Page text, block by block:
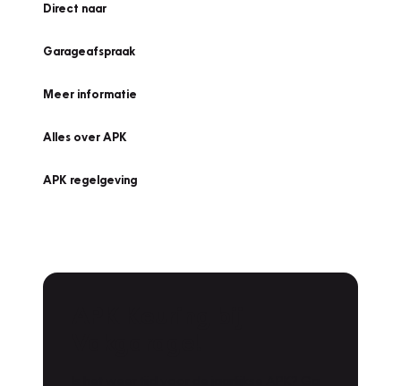
Direct naar
Garageafspraak
Meer informatie
Alles over APK
APK regelgeving